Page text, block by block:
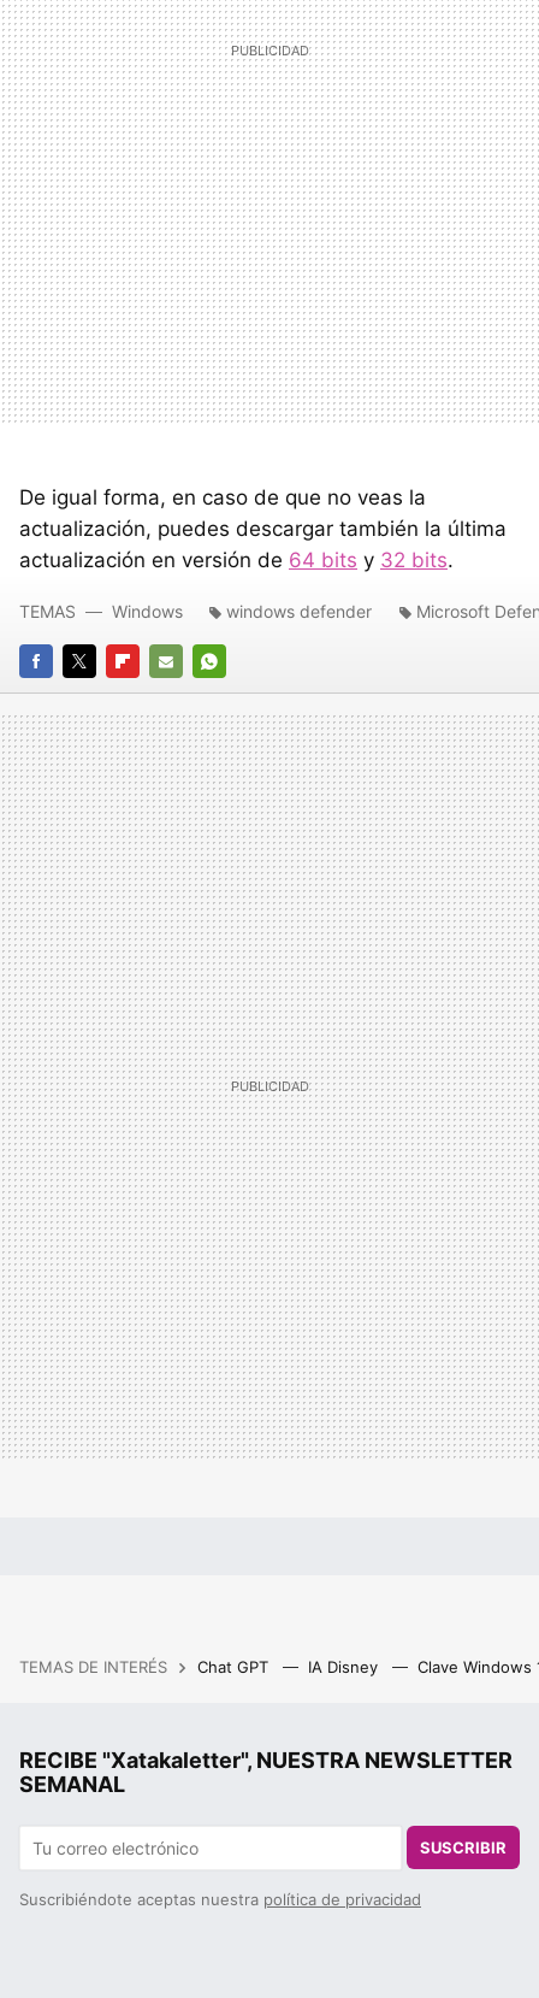
De igual forma, en caso de que no veas la
actualización, puedes descargar también la última
actualización en versión de 64 bits y 32 bits.
FACEBOOK
TWITTERFLIPBOARD
E-
MAIL
WHATSAPP
TEMAS Windows windows defender Microsoft
TEMAS DE INTERÉS Chat GPT IA Disney Clave Windows
RECIBE "Xatakaletter", NUESTRA NEWSLETTER
SEMANAL
SUSCRIBIR
Suscribiéndote aceptas nuestra política de privacidad